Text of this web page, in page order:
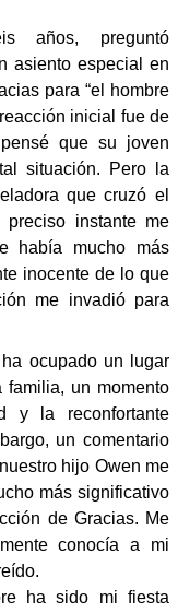
años, preguntó
asiento especial en
para “el hombre
inicial fue de
que su joven
situación. Pero la
que cruzó el
instante me
había mucho más
inocente de lo que
me invadió para
ocupado un lugar
familia, un momento
y la reconfortante
un comentario
hijo Owen me
más significativo
de Gracias. Me
conocía a mi
ha sido mi fiesta